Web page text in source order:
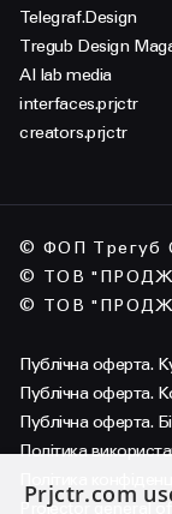
Telegraf.Design
Tregub Design
AI lab media
interfaces.prjctr
creators.prjctr
© ФОП Трегуб
© ТОВ
© ТОВ
Публічна оферта.
Публічна оферта.
Публічна оферта.
Політика
Projector general
Prjctr.com